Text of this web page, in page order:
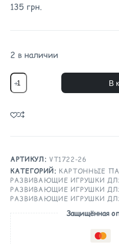
135 грн.
2 в наличии
В
АРТИКУЛ: VT1722-26
КАТЕГОРИЙ: КАРТОННЫЕ
РАЗВИВАЮЩИЕ ИГРУШКИ
РАЗВИВАЮЩИЕ ИГРУШКИ
РАЗВИВАЮЩИЕ ИГРУШКИ
Защищённая